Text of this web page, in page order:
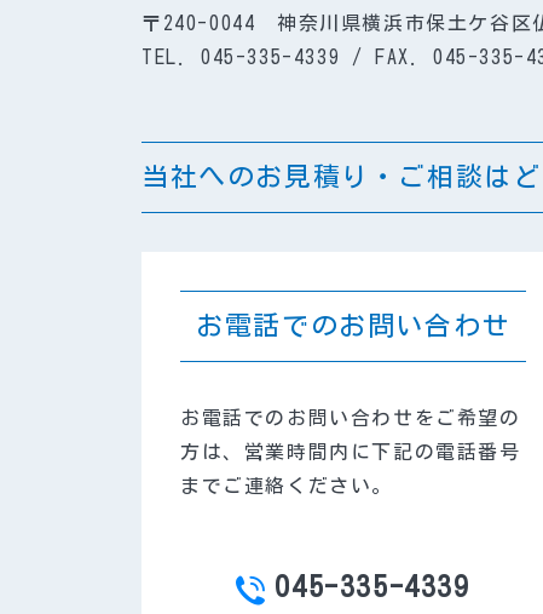
〒240-0044 神奈川県横浜市保土ケ谷区
TEL. 045-335-4339 / FAX. 045-335-
当社へのお見積り・ご相談は
お電話でのお問い合わせ
お電話でのお問い合わせをご希望の
方は、営業時間内に下記の電話番号
までご連絡ください。
TEL
045-335-4339